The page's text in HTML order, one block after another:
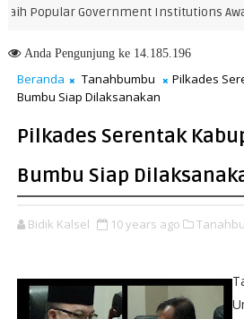
Government Institutions Award
AndaPengunjung ke 14.185.196
Beranda Tanahbumbu
Pilkades
Bumbu Siap Dilaksanakan
Pilkades Serentak
Bumbu Siap
Bidik Kalsel 10 years ago